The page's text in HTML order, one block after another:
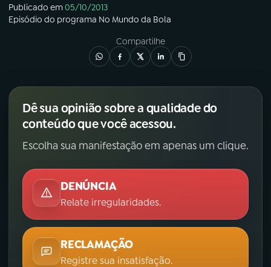
Publicado em05/10/2013
Episódio do programa No Mundo da Bola
Compartilhe
Dê sua opinião sobre a qualidade do
conteúdo que você acessou.
Escolha sua manifestação em apenas um clique.
DENÚNCIA
Relate irregularidades.
RECLAMAÇÃO
Registre sua insatisfação.